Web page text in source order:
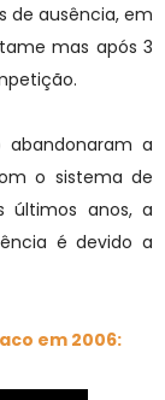
de ausência, em
mas após 3
abandonaram a
o sistema de
últimos anos, a
é devido a
em 2006: